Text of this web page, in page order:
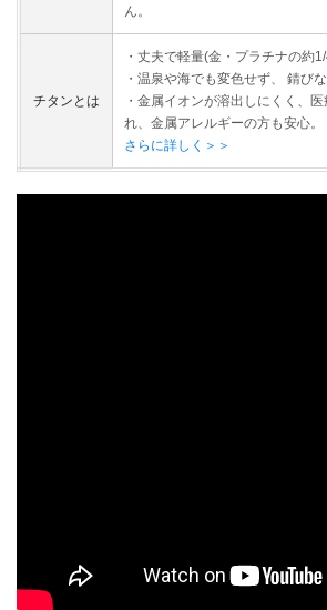
ん。
チタンとは
・丈夫で軽量(金・プラチナの約
・温泉や海でも変色せず、 錆びな
・金属イオンが溶出しにくく、
れ、金属アレルギーの方も安心。
さらに詳しく＞＞